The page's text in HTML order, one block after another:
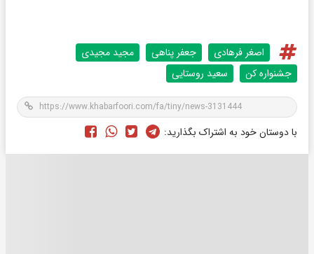
اصغر فرهادی جعفر پناهی
مجید مجیدی
جشنواره کن
سعید روستایی
با دوستان خود به اشتراک بگذارید: